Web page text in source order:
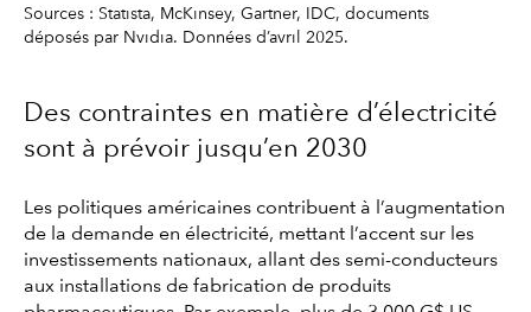
Sources : Statista, McKinsey, Gartner, IDC, documents
déposés par Nvidia. Données d’avril 2025.
Des contraintes en matière d’électricité
sont à prévoir jusqu’en 2030
Les politiques américaines contribuent à l’augmentation
de la demande en électricité, mettant l’accent sur les
investissements nationaux, allant des semi-conducteurs
aux installations de fabrication de produits